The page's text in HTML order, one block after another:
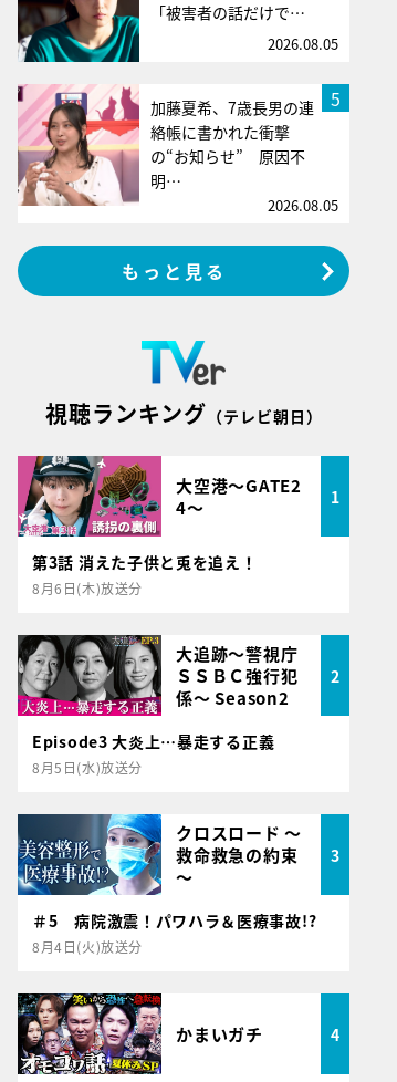
「被害者の話だけで…
2026.08.05
5
加藤夏希、7歳長男の連
絡帳に書かれた衝撃
の“お知らせ” 原因不
明…
2026.08.05
もっと見る
視聴ランキング （テレビ朝日）
大空港～GATE2
4～
1
第3話 消えた子供と兎を追え！
8月6日(木)放送分
大追跡～警視庁
ＳＳＢＣ強行犯
係～ Season2
2
Episode3 大炎上…暴走する正義
8月5日(水)放送分
クロスロード ～
救命救急の約束
～
3
＃5 病院激震！パワハラ＆医療事故!?
8月4日(火)放送分
かまいガチ 4